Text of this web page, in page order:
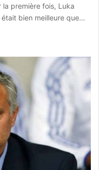
première fois, Luka
bien meilleure que…